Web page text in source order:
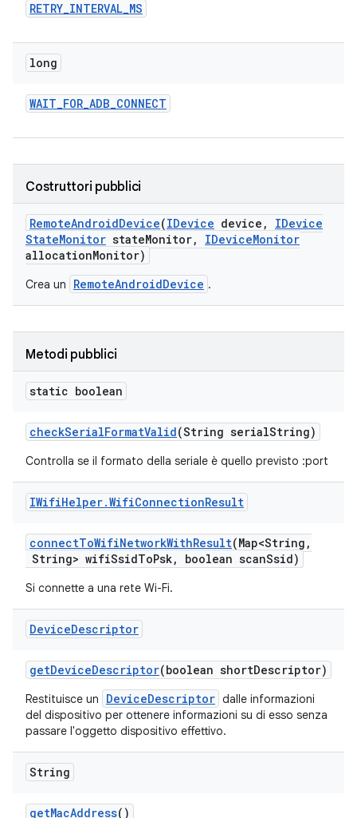
RETRY_INTERVAL_MS
long
WAIT_FOR_ADB_CONNECT
Costruttori pubblici
RemoteAndroidDevice(IDevice device ,
IDevice
StateMonitor stateMonitor, IDeviceMonitor
allocationMonitor)
Crea un RemoteAndroidDevice .
Metodi pubblici
static boolean
checkSerialFormatValid(String serialString)
Controlla se il formato della seriale è quello previsto :port
IWifiHelper.WifiConnectionResult
connectToWifiNetworkWithResult(Map<String ,
String> wifiSsidToPsk, boolean scanSsid)
Si connette a una rete Wi-Fi.
DeviceDescriptor
getDeviceDescriptor(boolean shortDescriptor)
Restituisce un DeviceDescriptor dalle informazioni
del dispositivo per ottenere informazioni su di esso senza
passare l'oggetto dispositivo effettivo.
String
getMacAddress()